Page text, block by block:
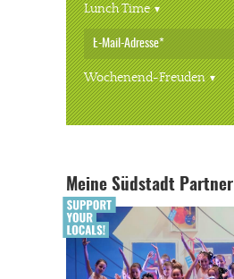
Lunch Time
Wochenend-Freuden
Meine Südstadt Partner